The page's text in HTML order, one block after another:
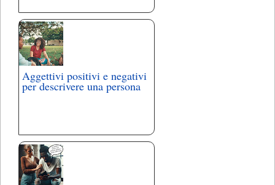
Aggettivi positivi e negativi
per descrivere una persona